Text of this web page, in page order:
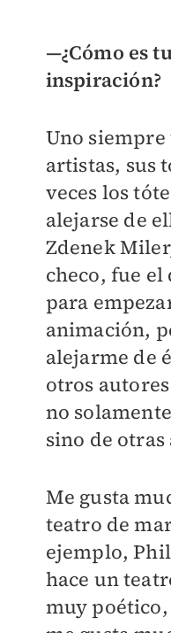
—¿Cómo es
inspiración?
Uno siempre
artistas, sus
veces los
alejarse de
Zdenek
checo, fue
para
animación,
alejarme de
otros
no
sino de otras
Me gusta
teatro de
ejemplo,
hace un
muy